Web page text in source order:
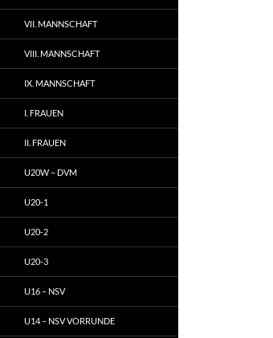
VII. MANNSCHAFT
VIII. MANNSCHAFT
IX. MANNSCHAFT
I. FRAUEN
II. FRAUEN
U20W – DVM
U20-1
U20-2
U20-3
U16 – NSV
U14 – NSV VORRUNDE